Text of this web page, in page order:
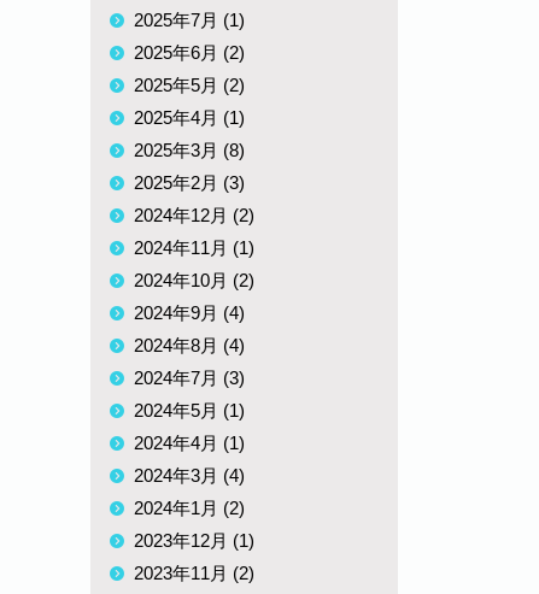
2025年7月 (1)
2025年6月 (2)
2025年5月 (2)
2025年4月 (1)
2025年3月 (8)
2025年2月 (3)
2024年12月 (2)
2024年11月 (1)
2024年10月 (2)
2024年9月 (4)
2024年8月 (4)
2024年7月 (3)
2024年5月 (1)
2024年4月 (1)
2024年3月 (4)
2024年1月 (2)
2023年12月 (1)
2023年11月 (2)